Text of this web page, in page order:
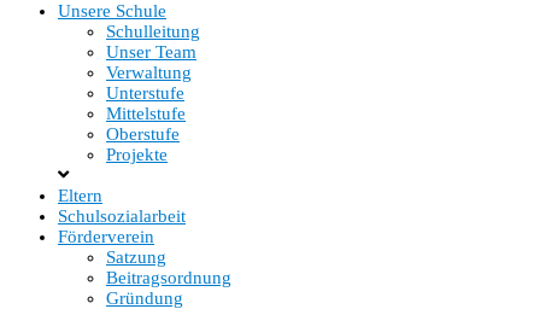
Unsere Schule
Schulleitung
Unser Team
Verwaltung
Unterstufe
Mittelstufe
Oberstufe
Projekte
Eltern
Schulsozialarbeit
Förderverein
Satzung
Beitragsordnung
Gründung